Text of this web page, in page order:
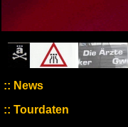
News
Tourdaten